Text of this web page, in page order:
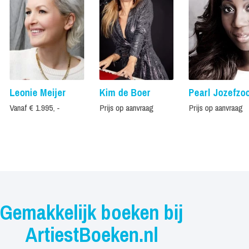
Leonie Meijer
Vanaf € 1.995, -
Kim de Boer
Prijs op aanvraag
Pearl
Prijs op aanvraag
Gemakkelijk boeken bij
ArtiestBoeken.nl